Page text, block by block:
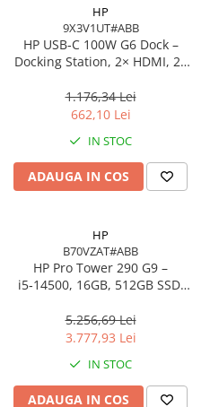
HP
9X3V1UT#ABB
HP USB‑C 100W G6 Dock –
Docking Station, 2× HDMI, 2×
(EU)
1.176,34 Lei
662,10 Lei
IN STOC
ADAUGA IN COS
HP
B70VZAT#ABB
HP Pro Tower 290 G9 –
i5‑14500, 16GB, 512GB SSD,
Pro
5.256,69 Lei
3.777,93 Lei
IN STOC
ADAUGA IN COS